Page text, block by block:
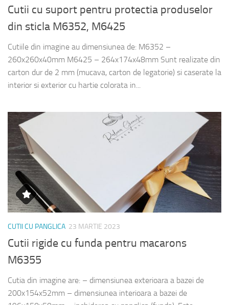
Cutii cu suport pentru protectia produselor
din sticla M6352, M6425
Cutiile din imagine au dimensiunea de: M6352 –
260x260x40mm M6425 – 264x174x48mm Sunt realizate din
carton dur de 2 mm (mucava, carton de legatorie) si caserate la
interior si exterior cu hartie colorata in...
CUTII CU PANGLICA 23 MARTIE 2023
Cutii rigide cu funda pentru macarons
M6355
Cutia din imagine are: – dimensiunea exterioara a bazei de
200x154x52mm – dimensiunea interioara a bazei de